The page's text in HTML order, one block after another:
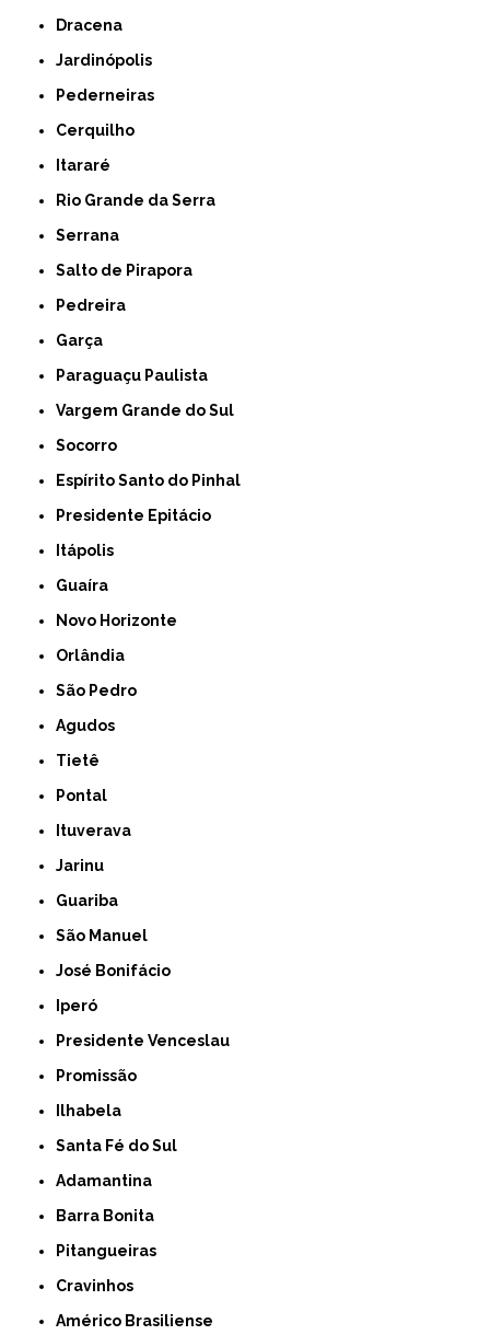
Dracena
Jardinópolis
Pederneiras
Cerquilho
Itararé
Rio Grande da Serra
Serrana
Salto de Pirapora
Pedreira
Garça
Paraguaçu Paulista
Vargem Grande do Sul
Socorro
Espírito Santo do Pinhal
Presidente Epitácio
Itápolis
Guaíra
Novo Horizonte
Orlândia
São Pedro
Agudos
Tietê
Pontal
Ituverava
Jarinu
Guariba
São Manuel
José Bonifácio
Iperó
Presidente Venceslau
Promissão
Ilhabela
Santa Fé do Sul
Adamantina
Barra Bonita
Pitangueiras
Cravinhos
Américo Brasiliense